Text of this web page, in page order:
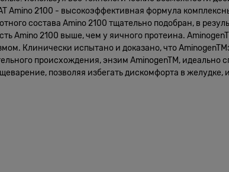
Amino 2100 - высокоэффективная формула
состава Amino 2100 тщательно подобран, в
Amino 2100 выше, чем у яичного протеина.
Клинически испытано и доказано, что
происхождения, энзим AminogenTM,
позволяя избегать дискомфорта в